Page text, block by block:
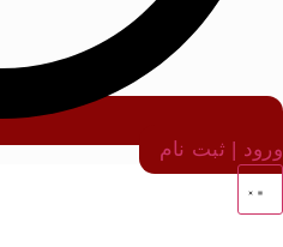
ورود | ثبت نام